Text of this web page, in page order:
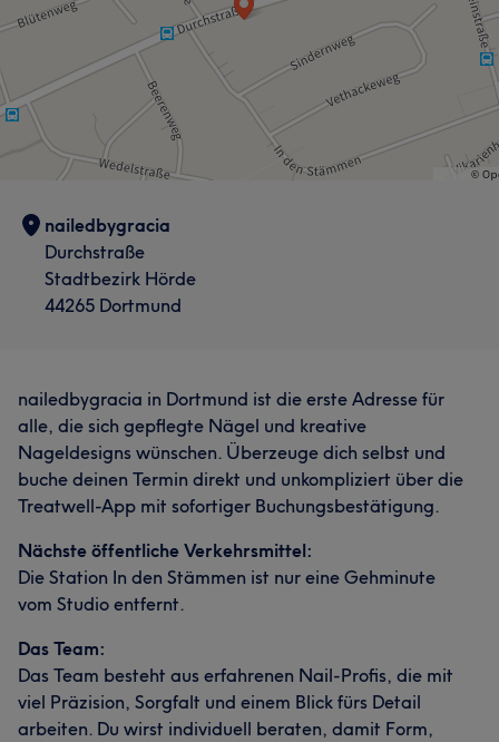
nailedbygracia
Durchstraße
Stadtbezirk Hörde
44265 Dortmund
nailedbygracia in Dortmund ist die erste Adresse für
alle, die sich gepflegte Nägel und kreative
Nageldesigns wünschen. Überzeuge dich selbst und
buche deinen Termin direkt und unkompliziert über die
Treatwell-App mit sofortiger Buchungsbestätigung.
Nächste öffentliche Verkehrsmittel:
Die Station In den Stämmen ist nur eine Gehminute
vom Studio entfernt.
Das Team:
Das Team besteht aus erfahrenen Nail-Profis, die mit
viel Präzision, Sorgfalt und einem Blick fürs Detail
arbeiten. Du wirst individuell beraten, damit Form,